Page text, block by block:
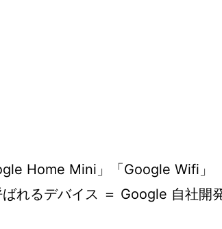
Home Mini」「Google Wifi」
れるデバイス ＝ Google 自社開